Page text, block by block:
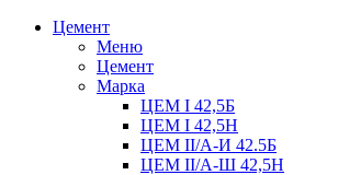
Цемент
Меню
Цемент
Марка
ЦЕМ I 42,5Б
ЦЕМ I 42,5Н
ЦЕМ II/А-И 42.5Б
ЦЕМ II/А-Ш 42,5Н